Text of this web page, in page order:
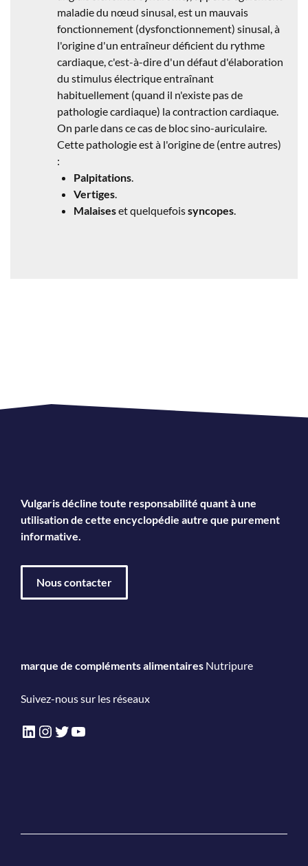
maladie du nœud sinusal, est un mauvais
fonctionnement (dysfonctionnement) sinusal, à
l'origine d'un entraîneur déficient du rythme
cardiaque, c'est-à-dire d'un défaut d'élaboration
du stimulus électrique entraînant
habituellement (quand il n'existe pas de
pathologie cardiaque) la contraction cardiaque.
On parle dans ce cas de bloc sino-auriculaire.
Cette pathologie est à l'origine de (entre autres)
:
Palpitations.
Vertiges.
Malaiseset quelquefoissyncopes.
Vulgaris décline toute responsabilité quant à une
utilisation de cette encyclopédie autre que purement
informative.
Nous contacter
marque de compléments alimentaires Nutripure
Suivez-nous sur les réseaux
LinkedIn
Instagram
Twitter
YouTube